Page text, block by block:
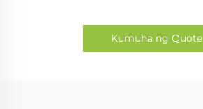
Kumuha ng Quote